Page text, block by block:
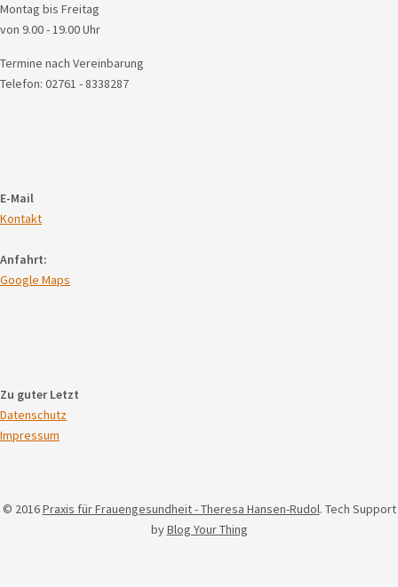
Montag bis Freitag
von 9.00 - 19.00 Uhr
Termine nach Vereinbarung
Telefon: 02761 - 8338287
E-Mail
Kontakt
Anfahrt:
Google Maps
Zu guter Letzt
Datenschutz
Impressum
© 2016Praxis für Frauengesundheit - Theresa Hansen-Rudol. Tech Support
byBlog Your Thing